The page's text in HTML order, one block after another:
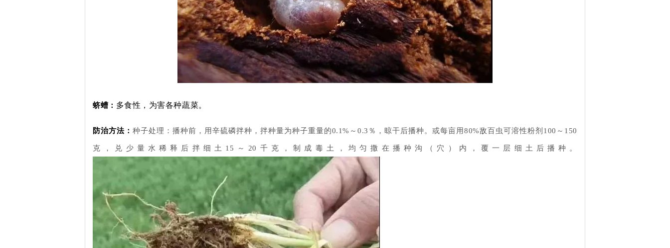
蛴螬： 多食性，为害各种蔬菜。
防治方法： 种子处理：播种前，用辛硫磷拌种，拌种量为种子重量的0.1%～0.3％，晾干后播种。或每亩用80%敌百虫可溶性粉剂100～150
克，兑少量水稀释后拌细土15～20千克，制成毒土，均匀撒在播种沟（穴）内，覆一层细土后播种。